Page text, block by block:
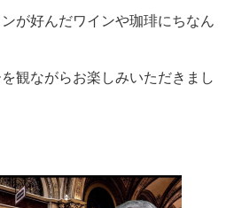
が好んだワインや珈琲にちなん
観ながらお楽しみいただきまし